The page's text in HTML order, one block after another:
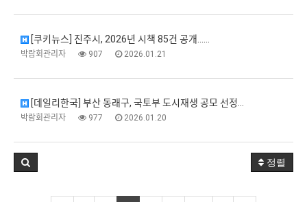
[쿠키뉴스] 진주시, 2026년 시책 85건 공개...…
박람회관리자 907 2026.01.21
[데일리한국] 부산 동래구, 국토부 도시재생 공모 선정…
박람회관리자 977 2026.01.20
정렬